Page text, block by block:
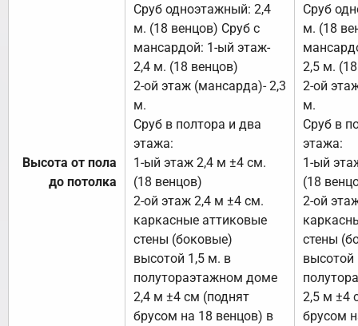
Высота от пола
до потолка
Сруб одноэтажный: 2,4
м. (18 венцов) Сруб с
мансардой: 1-ый этаж-
2,4 м. (18 венцов)
2-ой этаж (мансарда)- 2,3
м.
Сруб в полтора и два
этажа:
1-ый этаж 2,4 м ±4 см.
(18 венцов)
2-ой этаж 2,4 м ±4 см.
каркасные аттиковые
стены (боковые)
высотой 1,5 м. в
полутораэтажном доме
2,4 м ±4 см (поднят
брусом на 18 венцов) в
Сруб
м. (18
2,5 м.
2-ой
м.
Сруб в
этажа:
1-ый
(18
2-ой
стены
высотой
2,5 м ±4
брусом